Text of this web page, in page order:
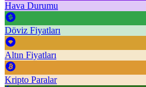
Hava Durumu
Döviz Fiyatları
Altın Fiyatları
Kripto Paralar